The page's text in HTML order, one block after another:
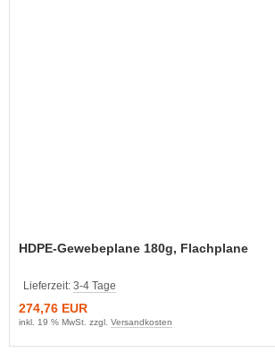
HDPE-Gewebeplane 180g, Flachplane
Lieferzeit: 3-4 Tage
274,76 EUR
inkl. 19 % MwSt. zzgl. Versandkosten